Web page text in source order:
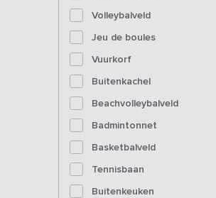
Volleybalveld
Jeu de boules
Vuurkorf
Buitenkachel
Beachvolleybalveld
Badmintonnet
Basketbalveld
Tennisbaan
Buitenkeuken